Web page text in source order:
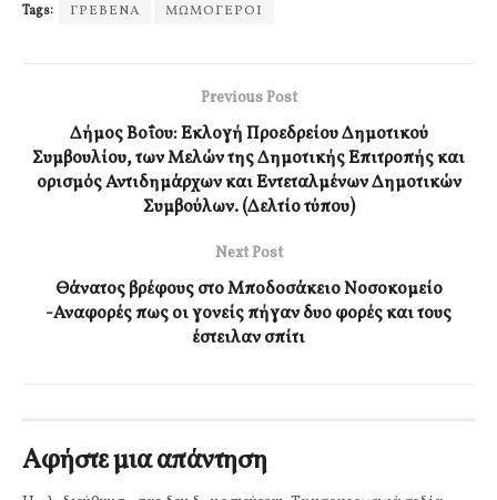
Tags: ΓΡΕΒΕΝΑ ΜΩΜΟΓΕΡΟΙ
Previous Post
Δήμος Βοΐου: Εκλογή Προεδρείου Δημοτικού
Συμβουλίου, των Μελών της Δημοτικής Επιτροπής και
ορισμός Αντιδημάρχων και Εντεταλμένων Δημοτικών
Συμβούλων. (Δελτίο τύπου)
Next Post
Θάνατος βρέφους στο Μποδοσάκειο Νοσοκομείο
-Αναφορές πως οι γονείς πήγαν δυο φορές και τους
έστειλαν σπίτι
Αφήστε μια απάντηση